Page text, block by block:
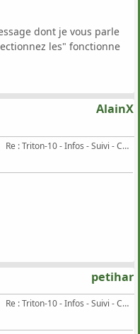
dont je vous parle
les" fonctionne
AlainX
Re : Triton-10 - Infos - Suivi - Corrections...
petihar
Re : Triton-10 - Infos - Suivi - Corrections...